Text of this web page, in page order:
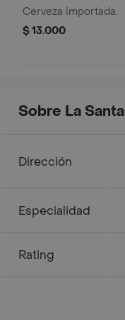
Cerveza importada.
$ 13.000
Sobre La Santa
Dirección
Especialidad
Rating